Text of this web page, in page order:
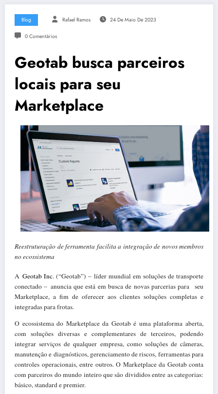
Blog Rafael Ramos 24 De Maio De 2023
0 Comentários
Geotab busca parceiros
locais para seu
Marketplace
Reestruturação de ferramenta facilita a integração de novos membros
no ecossistema
AGeotab Inc. (“Geotab”) – líder mundial em soluções de transporte
conectado – anuncia que está em busca de novas parcerias para seu
Marketplace, a fim de oferecer aos clientes soluções completas e
integradas para frotas.
O ecossistema do Marketplace da Geotab é uma plataforma aberta,
com soluções diversas e complementares de terceiros, podendo
integrar serviços de qualquer empresa, como soluções de câmeras,
manutenção e diagnósticos, gerenciamento de riscos, ferramentas para
controles operacionais, entre outros. O Marketplace da Geotab conta
com parceiros do mundo inteiro que são divididos entre as categorias:
básico, standard e premier.